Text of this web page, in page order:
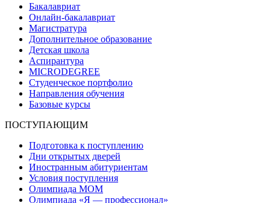
Бакалавриат
Онлайн-бакалавриат
Магистратура
Дополнительное образование
Детская школа
Аспирантура
MICRODEGREE
Студенческое портфолио
Направления обучения
Базовые курсы
ПОСТУПАЮЩИМ
Подготовка к поступлению
Дни открытых дверей
Иностранным абитуриентам
Условия поступления
Олимпиада МОМ
Олимпиада «Я — профессионал»